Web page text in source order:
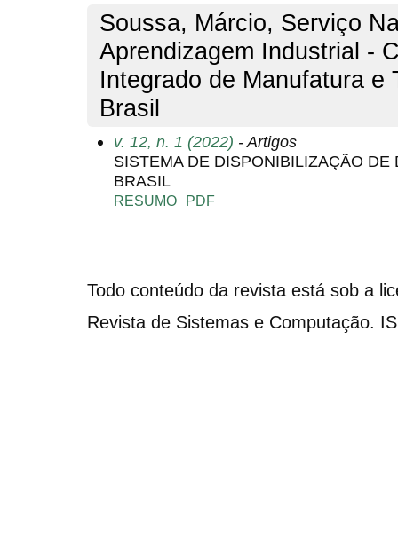
Soussa, Márcio, Serviço
Aprendizagem Industrial -
Integrado de Manufatura e
Brasil
v. 12, n. 1 (2022) - Artigos
SISTEMA DE DISPONIBILIZAÇÃO
BRASIL
RESUMO PDF
Todo conteúdo da revista está sob a
Revista de Sistemas e Computação.